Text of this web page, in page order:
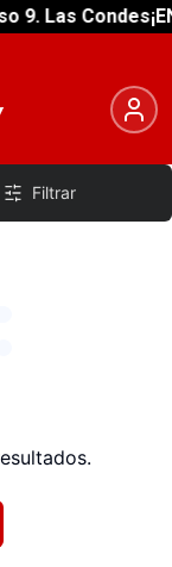
9. Las Condes
Filtrar